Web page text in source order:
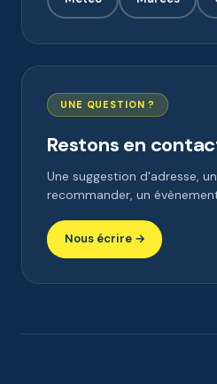
UNE QUESTION ?
Restons en
Une suggestion d'adresse,
recommander, un
Nous écrire →